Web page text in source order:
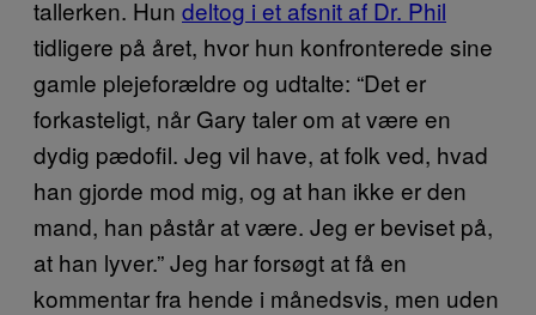
tallerken. Hun deltog i et afsnit af Dr. Phil
tidligere på året, hvor hun konfronterede sine
gamle plejeforældre og udtalte: “Det er
forkasteligt, når Gary taler om at være en
dydig pædofil. Jeg vil have, at folk ved, hvad
han gjorde mod mig, og at han ikke er den
mand, han påstår at være. Jeg er beviset på,
at han lyver.” Jeg har forsøgt at få en
kommentar fra hende i månedsvis, men uden